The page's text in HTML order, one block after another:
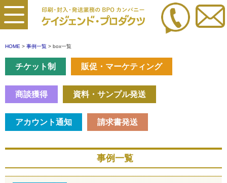
HOME > 事例一覧 > box一覧
チケット制 販促・マーケティング
商談獲得 資料・サンプル発送
アカウント通知 請求書発送
事例一覧